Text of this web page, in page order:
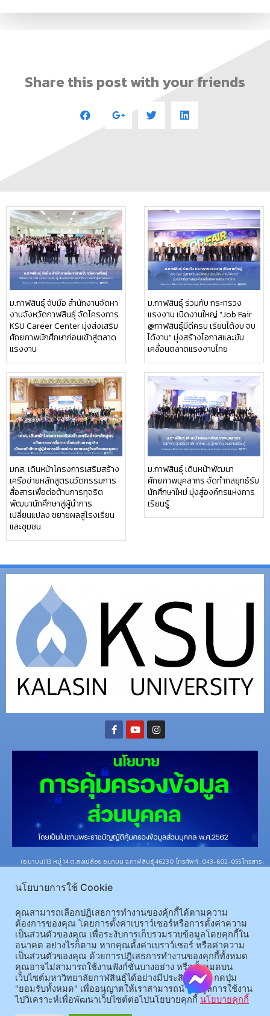
Share this post with your friends
ม.กาฬสินธุ์ จับมือ สำนักงานจัดหา
งานจังหวัดกาฬสินธุ์ จัดโครงการ
KSU Career Center มุ่งส่งเสริม
ศักยภาพนักศึกษาก่อนเข้าสู่ตลาด
แรงงาน
ม.กาฬสินธุ์ ร่วมกับ กระทรวง
แรงงาน เปิดงานใหญ่ “Job Fair
@กาฬสินธุ์มีดีครบ เรียนได้งบ จบ
ได้งาน” มุ่งสร้างโอกาสและขับ
เคลื่อนตลาดแรงงานไทย
มกส. เดินหน้าโครงการเสริมสร้าง
เครือข่ายหลักสูตรนวัตกรรมการ
สื่อสารเพื่อต่อต้านการทุจริต
พัฒนานักศึกษาสู่ผู้นำการ
เปลี่ยนแปลง ขยายผลสู่โรงเรียน
และชุมชน
ม.กาฬสินธุ์ เดินหน้าพัฒนา
ศักยภาพบุคลากร จัดทำกลยุทธ์รับ
นักศึกษาใหม่ มุ่งสู่องค์กรแห่งการ
เรียนรู้
(อ.นามน)13 หมู่ 14 ต.สงเปลือย อ.นามน จ.กาฬสินธุ์ 46230 โทรศัพท์ : 043-602-055 โทรสาร :
(อ.เมือง)62/1 ถ.เกษตรสมบูรณ์ ต.กาฬสินธุ์ อ.เมือง จ.กาฬสินธุ์ 46000
64584360 โทรสาร 043-813070
© 2025 All rights Reserved.
นโยบายการใช้ Cookie
คุณสามารถเลือกปฏิเสธการทำงานของคุ้กกี้ได้ตามความ
ต้องการของคุณ โดยการตั้งค่าเบราว์เซอร์หรือการตั้งค่าความ
เป็นส่วนตัวของคุณ เพื่อระงับการเก็บรวมรวบข้อมูลโดยคุกกี้ใน
อนาคต อย่างไรก็ตาม หากคุณตั้งค่าเบราว์เซอร์ หรือค่าความ
เป็นส่วนตัวของคุณ ด้วยการปฎิเสธการทำงานของคุกกี้ทั้งหมด
คุณอาจไม่สามารถใช้งานฟังก์ชั่นบางอย่าง หรือทั้งหมดบน
เว็บไซต์มหาวิทยาลัยกาฬสินธุ์ได้อย่างมีประสิทธิภาพ กดปุ่ม
"ยอมรับทั้งหมด" เพื่ออนุญาตให้เราสามารถนำข้อมูลการใช้งาน
ไปวิเคราะห์เพื่อพัฒนาเว็บไซต์ต่อไปนโยบายคุกกี้ นโยบายคุกกี้